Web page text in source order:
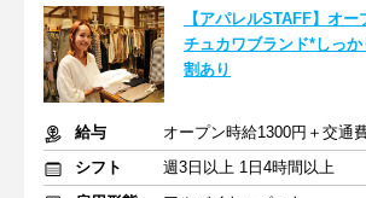
【アパレルSTAFF】オ
チュカワブランド*しっ
割あり
給与
オープン時給1300円＋交通
シフト
週3日以上 1日4時間以上